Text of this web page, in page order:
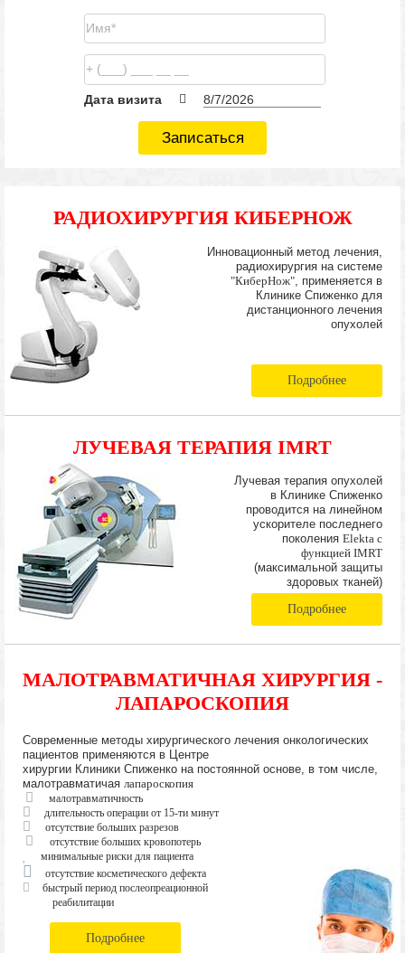
Дата визита
Записаться
РАДИОХИРУРГИЯ КИБЕРНОЖ
Инновационный метод лечения,
радиохирургия на системе
"КиберНож", применяется в
Клинике Спиженко для
дистанционного лечения
опухолей
Подробнее
ЛУЧЕВАЯ ТЕРАПИЯ IMRT
Лучевая терапия опухолей
в Клинике Спиженко
проводится на линейном
ускорителе последнего
поколения Elekta с
функцией IMRT
(максимальной защиты
здоровых тканей)
Подробнее
МАЛОТРАВМАТИЧНАЯ ХИРУРГИЯ -
ЛАПАРОСКОПИЯ
Современные методы хирургического лечения онкологических
пациентов применяются в Центре
хирургии Клиники Спиженко на постоянной основе, в том числе,
малотравматичая лапароскопия
малотравматичность
длительность операции от 15-ти минут
отсутствие больших разрезов
отсутствие больших кровопотерь
минимальные риски для пациента
отсутствие косметического дефекта
быстрый период послеопреационной
реабилитации
Подробнее